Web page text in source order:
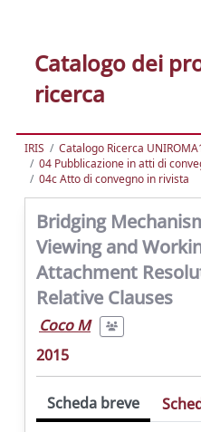
Catalogo dei
ricerca
IRIS
Catalogo Ricerca
04 Pubblicazione in atti di
04c Atto di convegno in rivista
Bridging
Viewing and
Attachment
Relative Clauses
Coco M
2015
Scheda breve